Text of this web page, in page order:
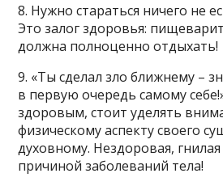
8. Нужно стараться ничего не
Это залог здоровья:
должна полноценно отдыхать!
9. «Ты сделал зло ближнему –
в первую очередь самому
здоровым, стоит уделять
физическому аспекту своего
духовному. Нездоровая,
причиной заболеваний тела!